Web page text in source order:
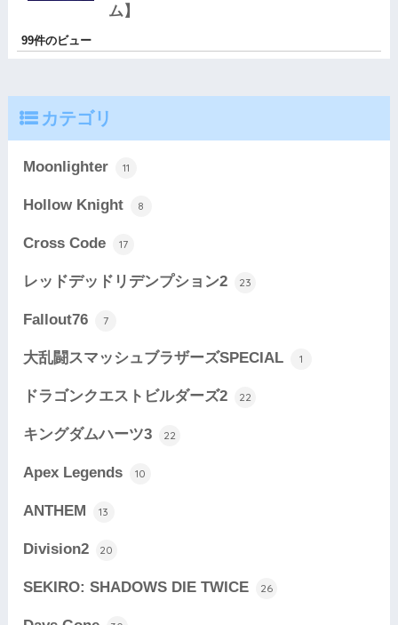
ム】
99件のビュー
カテゴリ
Moonlighter 11
Hollow Knight 8
Cross Code 17
レッドデッドリデンプション2 23
Fallout76 7
大乱闘スマッシュブラザーズSPECIAL 1
ドラゴンクエストビルダーズ2 22
キングダムハーツ3 22
Apex Legends 10
ANTHEM 13
Division2 20
SEKIRO: SHADOWS DIE TWICE 26